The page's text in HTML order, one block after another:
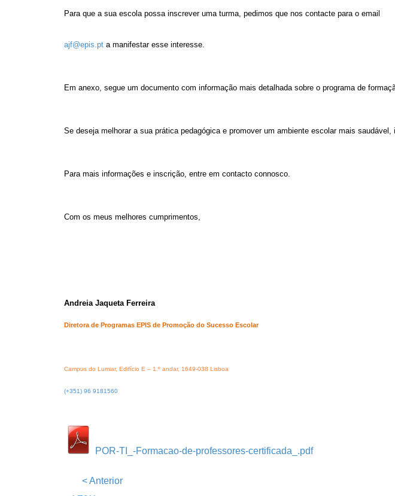
Para que a sua escola possa inscrever uma turma, pedimos que nos contacte para o email
ajf@epis.pt a manifestar esse interesse.
Em anexo, segue um documento com informação mais detalhada sobre o programa de
Se deseja melhorar a sua prática pedagógica e promover um ambiente escolar mais
Para mais informações e inscrição, entre em contacto connosco.
Com os meus melhores cumprimentos,
Andreia Jaqueta Ferreira
Diretora de Programas EPIS de Promoção do Sucesso Escolar
Campus do Lumiar, Edifício E – 1.º andar, 1649-038 Lisboa
(+351) 96 9181560
POR-TI_-Formacao-de-professores-certificada_.pdf
<Anterior